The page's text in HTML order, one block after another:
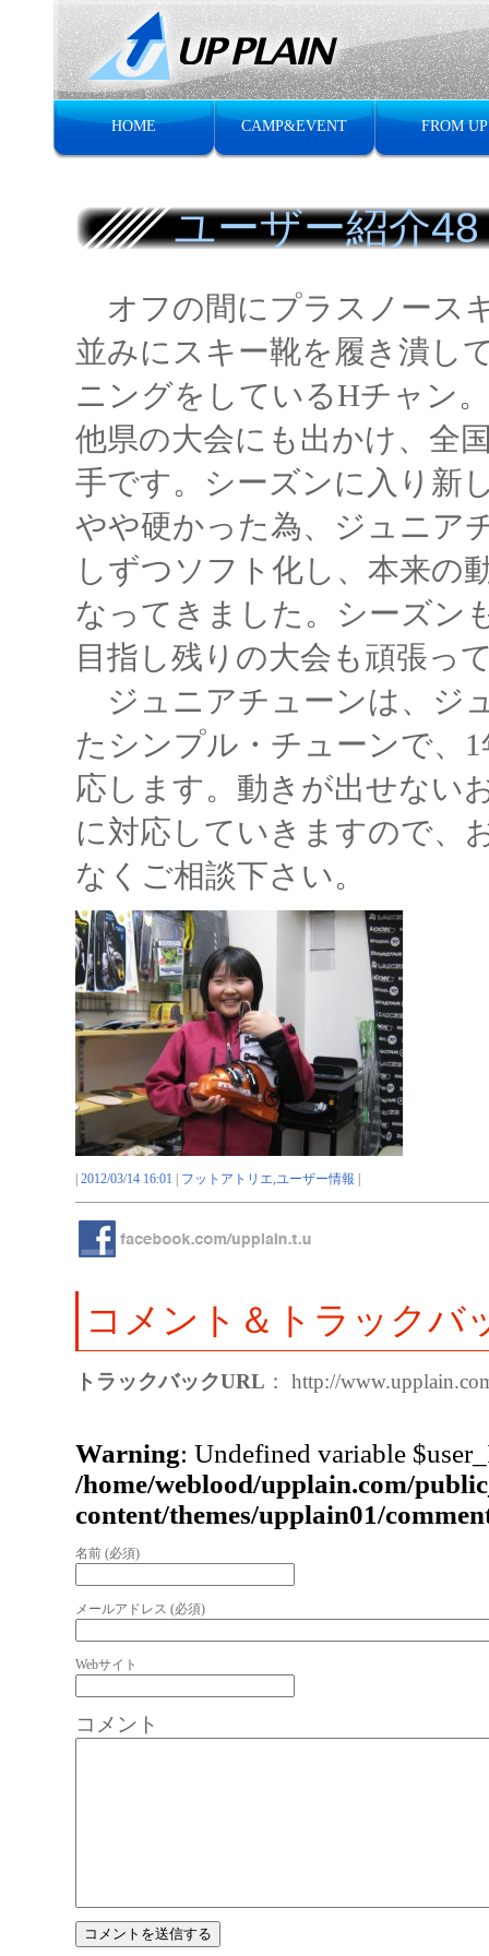
HOME CAMP&EVENT FROM UP
ユーザー紹介48
オフの間にプラスノース
並みにスキー靴を履き潰し
ニングをしているHチャン
他県の大会にも出かけ、全
手です。シーズンに入り新
やや硬かった為、ジュニア
しずつソフト化し、本来の
なってきました。シーズン
目指し残りの大会も頑張っ
ジュニアチューンは、ジ
たシンプル・チューンで、
応します。動きが出せない
に対応していきますので、
なくご相談下さい。
2012/03/14 16:01 フットアトリエ,ユーザー情報
コメント＆トラックバ
トラックバックURL ： http://
Warning: Undefined variable
/home/weblood/upplain.com/
content/themes/upplain01/
名前 (必須)
メールアドレス (必須)
Webサイト
コメント